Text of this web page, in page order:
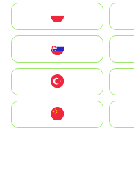
United States
中國香港特別行政區